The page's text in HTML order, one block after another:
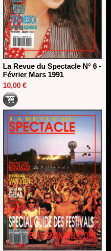
La Revue du Spectacle N° 6 -
Février Mars 1991
10,00 €